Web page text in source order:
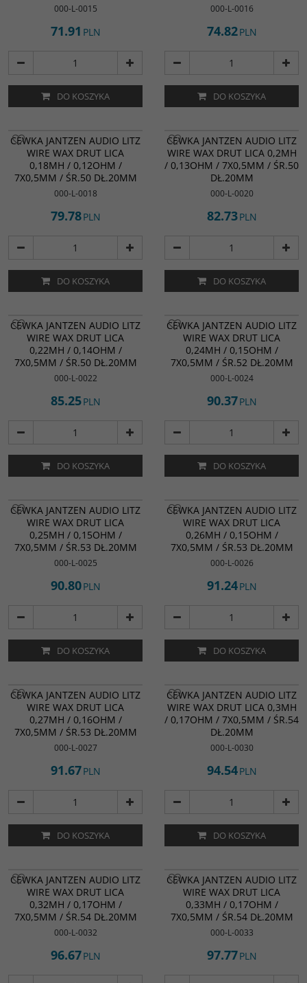
000-L-0015
71.91 PLN
DO KOSZYKA
000-L-0016
74.82PLN
DO KOSZYKA
CEWKA JANTZEN AUDIO LITZ
WIRE WAX DRUT LICA
0,18MH / 0,12OHM /
7X0,5MM / ŚR.50 DŁ.20MM
000-L-0018
79.78PLN
DO KOSZYKA
CEWKA JANTZEN AUDIO LITZ
WIRE WAX DRUT LICA 0,2MH
/ 0,13OHM / 7X0,5MM / ŚR.50
DŁ.20MM
000-L-0020
82.73PLN
DO KOSZYKA
CEWKA JANTZEN AUDIO LITZ
WIRE WAX DRUT LICA
0,22MH / 0,14OHM /
7X0,5MM / ŚR.50 DŁ.20MM
000-L-0022
85.25PLN
DO KOSZYKA
CEWKA JANTZEN AUDIO LITZ
WIRE WAX DRUT LICA
0,24MH / 0,15OHM /
7X0,5MM / ŚR.52 DŁ.20MM
000-L-0024
90.37PLN
DO KOSZYKA
CEWKA JANTZEN AUDIO LITZ
WIRE WAX DRUT LICA
0,25MH / 0,15OHM /
7X0,5MM / ŚR.53 DŁ.20MM
000-L-0025
90.80PLN
DO KOSZYKA
CEWKA JANTZEN AUDIO LITZ
WIRE WAX DRUT LICA
0,26MH / 0,15OHM /
7X0,5MM / ŚR.53 DŁ.20MM
000-L-0026
91.24PLN
DO KOSZYKA
CEWKA JANTZEN AUDIO LITZ
WIRE WAX DRUT LICA
0,27MH / 0,16OHM /
7X0,5MM / ŚR.53 DŁ.20MM
000-L-0027
91.67PLN
DO KOSZYKA
CEWKA JANTZEN AUDIO LITZ
WIRE WAX DRUT LICA 0,3MH
/ 0,17OHM / 7X0,5MM / ŚR.54
DŁ.20MM
000-L-0030
94.54PLN
DO KOSZYKA
CEWKA JANTZEN AUDIO LITZ
WIRE WAX DRUT LICA
0,32MH / 0,17OHM /
7X0,5MM / ŚR.54 DŁ.20MM
000-L-0032
96.67PLN
CEWKA JANTZEN AUDIO LITZ
WIRE WAX DRUT LICA
0,33MH / 0,17OHM /
7X0,5MM / ŚR.54 DŁ.20MM
000-L-0033
97.77PLN